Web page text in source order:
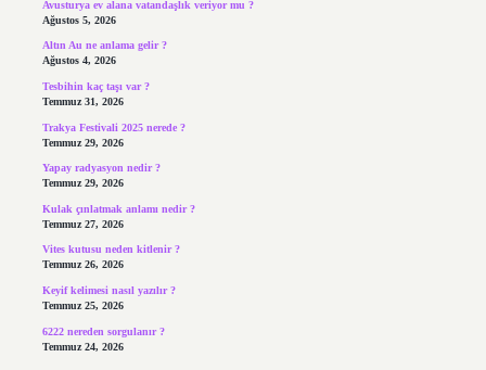
Avusturya ev alana vatandaşlık veriyor mu ?
Ağustos 5, 2026
Altın Au ne anlama gelir ?
Ağustos 4, 2026
Tesbihin kaç taşı var ?
Temmuz 31, 2026
Trakya Festivali 2025 nerede ?
Temmuz 29, 2026
Yapay radyasyon nedir ?
Temmuz 29, 2026
Kulak çınlatmak anlamı nedir ?
Temmuz 27, 2026
Vites kutusu neden kitlenir ?
Temmuz 26, 2026
Keyif kelimesi nasıl yazılır ?
Temmuz 25, 2026
6222 nereden sorgulanır ?
Temmuz 24, 2026